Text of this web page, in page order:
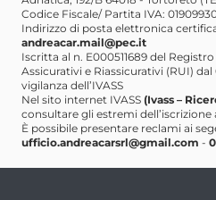
Codice Fiscale/ Partita IVA:
Indirizzo di posta elettronica
andreacar.mail@pec.it
Iscritta al n. E000511689 del
Assicurativi e Riassicurativi (RUI)
vigilanza dell’IVASS
Nel sito internet IVASS (Ivass –
consultare gli estremi dell’iscrizione
È possibile presentare reclami ai
ufficio.andreacarsrl@gmail.com -